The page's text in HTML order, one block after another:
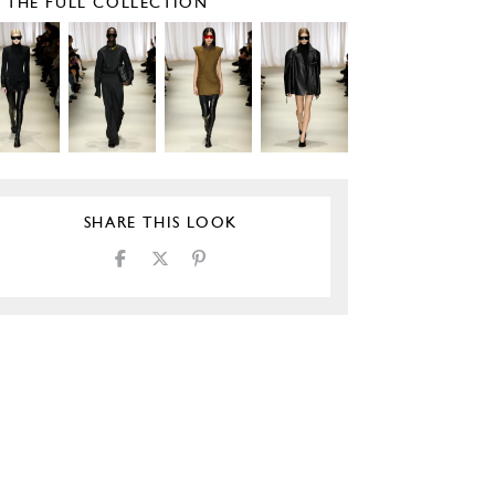
THE FULL COLLECTION
SHARE THIS LOOK